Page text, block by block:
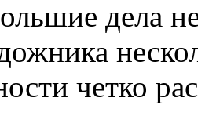
дела
четко